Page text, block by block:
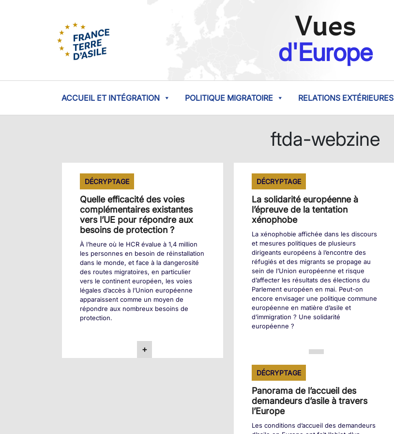
Vues
d'Europe
ACCUEIL ET INTÉGRATION POLITIQUE MIGRATOIRE RELATIONS EXTÉRIEURES
ftda-webzine
DÉCRYPTAGE
Quelle efficacité des voies
complémentaires existantes
vers l’UE pour répondre aux
besoins de protection ?
À l’heure où le HCR évalue à 1,4 million
les personnes en besoin de réinstallation
dans le monde, et face à la dangerosité
des routes migratoires, en particulier
vers le continent européen, les voies
légales d’accès à l’Union européenne
apparaissent comme un moyen de
répondre aux nombreux besoins de
protection.
+
DÉCRYPTAGE
La solidarité européenne à
l’épreuve de la tentation
xénophobe
La xénophobie affichée dans les discours
et mesures politiques de plusieurs
dirigeants européens à l’encontre des
réfugiés et des migrants se propage au
sein de l’Union européenne et risque
d’affecter les résultats des élections du
Parlement européen en mai. Peut-on
encore envisager une politique commune
européenne en matière d’asile et
d’immigration ? Une solidarité
européenne ?
DÉCRYPTAGE
Panorama de l’accueil des
demandeurs d’asile à travers
l’Europe
Les conditions d’accueil des demandeurs